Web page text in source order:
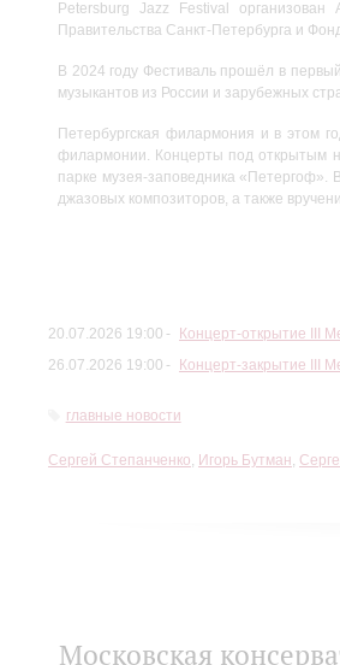
Petersburg Jazz Festival
Правительства Санкт-Петербурга и
В 2024 году Фестиваль прошёл в
музыкантов из России и зарубежных
Петербургская филармония и в этом
филармонии. Концерты под открытым
парке музея-заповедника «Петергоф».
джазовых композиторов, а также
20.07.2026 19:00
Концерт-открытие III
26.07.2026 19:00
Концерт-закрытие III
главные новости
Сергей Степанченко, Игорь Бутман,
Московская